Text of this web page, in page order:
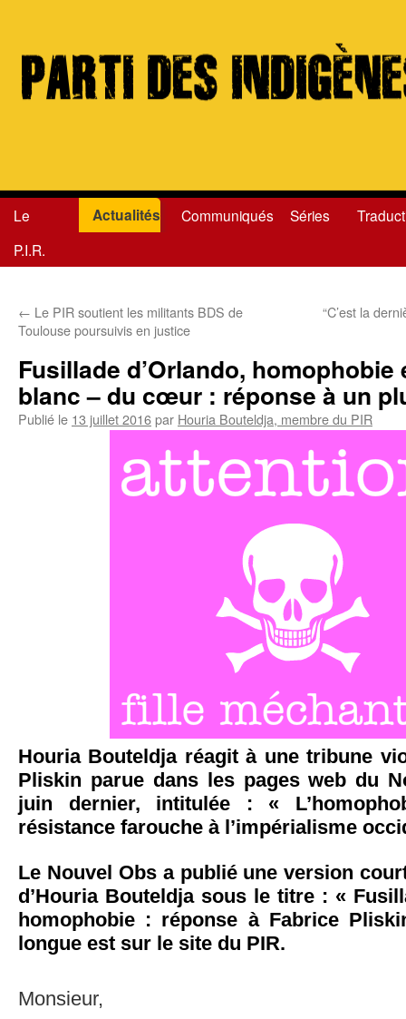
Aller
au
Le
P.I.R.
Actualités Communiqués Séries
← Le PIR soutient les militants BDS de
Toulouse poursuivis en justice
“C’est la
Fusillade d’Orlando,
blanc – du cœur : réponse à un
Publié le 13 juillet 2016par Houria Bouteldja, membre du PIR
Houria Bouteldja réagit à une tribune
Pliskin parue dans les pages web du
juin dernier, intitulée : «
résistance farouche à l’impérialisme
Le Nouvel Obs a publié une version
d’Houria Bouteldja sous le titre : «
homophobie : réponse à Fabrice
longue est sur le site du PIR.
Monsieur,